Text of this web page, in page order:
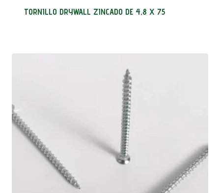
TORNILLO DRYWALL ZINCADO DE 4,8 X 75